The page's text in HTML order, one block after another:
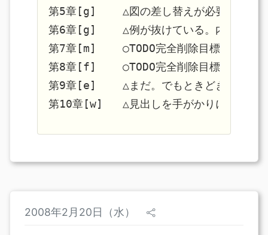
第5章[g]    △図の差し替えが必要。
第6章[g]    △例が抜けている。内部で大き
第7章[m]    ○TODO完全削除目標に。
第8章[f]    ○TODO完全削除目標に。
第9章[e]    △まだ。でもときどき読むこと
2008年2月20日（水）